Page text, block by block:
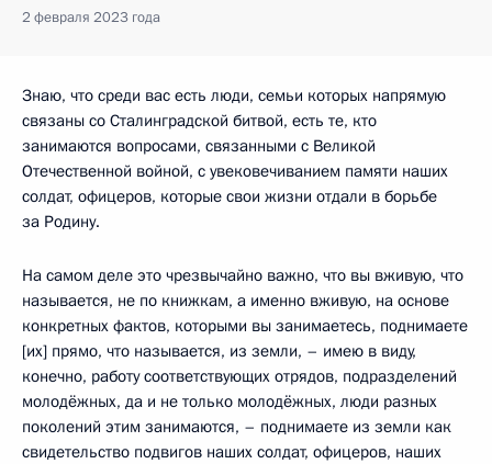
2 февраля 2023 года
Знаю, что среди вас есть люди, семьи которых напрямую
связаны со Сталинградской битвой, есть те, кто
занимаются вопросами, связанными с Великой
Отечественной войной, с увековечиванием памяти наших
солдат, офицеров, которые свои жизни отдали в борьбе
за Родину.
На самом деле это чрезвычайно важно, что вы вживую, что
называется, не по книжкам, а именно вживую, на основе
конкретных фактов, которыми вы занимаетесь, поднимаете
[их] прямо, что называется, из земли, – имею в виду,
конечно, работу соответствующих отрядов, подразделений
молодёжных, да и не только молодёжных, люди разных
поколений этим занимаются, – поднимаете из земли как
свидетельство подвигов наших солдат, офицеров, наших